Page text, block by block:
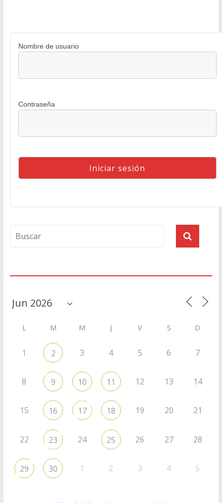
Nombre de usuario
Contraseña
L M M J V S D
1 2 3 4 5 6 7
8 9 10 11 12 13 14
15 16 17 18 19 20 21
22 23 24 25 26 27 28
29 30 1 2 3 4 5